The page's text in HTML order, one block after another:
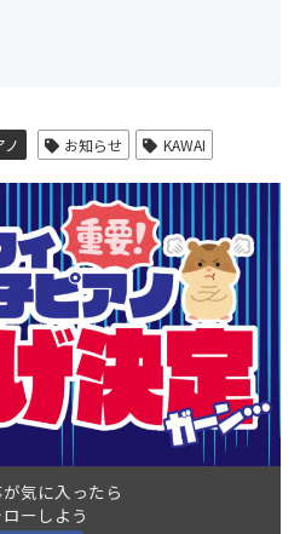
ノ お知らせ KAWAI
気に入ったら
ーしよう